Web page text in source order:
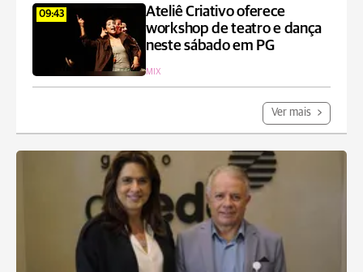
09:43
Ateliê Criativo oferece
workshop de teatro e dança
neste sábado em PG
MIX
Ver mais